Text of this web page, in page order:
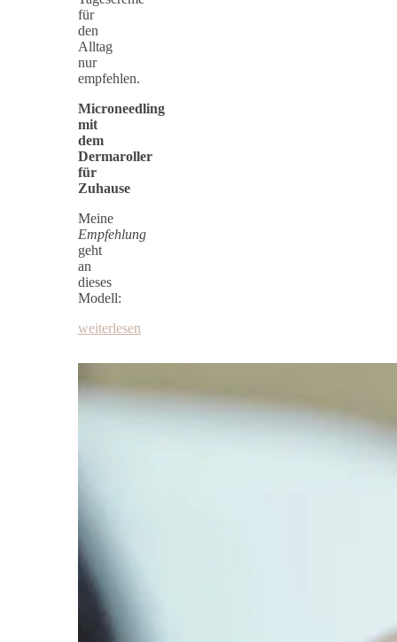
für
den
Alltag
nur
empfehlen.
Microneedling
mit
dem
Dermaroller
für
Zuhause
Meine
Empfehlung
geht
an
dieses
Modell:
weiterlesen